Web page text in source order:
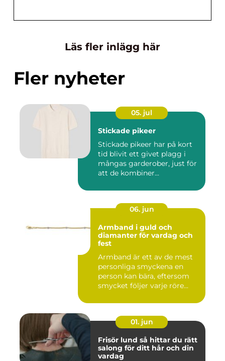
Läs fler inlägg här
Fler nyheter
05. jul
Stickade pikeer
Stickade pikeer har på kort
tid blivit ett givet plagg i
mångas garderober, just för
att de kombiner...
06. jun
Armband i guld och
diamanter för vardag och
fest
Armband är ett av de mest
personliga smyckena en
person kan bära, eftersom
smycket följer varje röre...
01. jun
Frisör lund så hittar du rätt
salong för ditt hår och din
vardag